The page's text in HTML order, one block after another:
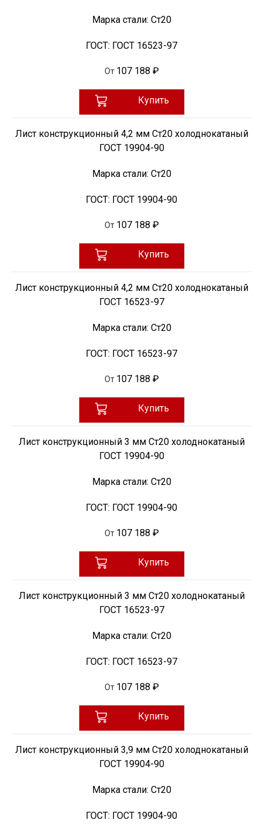
Марка стали: Ст20
ГОСТ: ГОСТ 16523-97
От 107 188 ₽
Купить
Лист конструкционный 4,2 мм Ст20 холоднокатаный
ГОСТ 19904-90
Марка стали: Ст20
ГОСТ: ГОСТ 19904-90
От 107 188 ₽
Купить
Лист конструкционный 4,2 мм Ст20 холоднокатаный
ГОСТ 16523-97
Марка стали: Ст20
ГОСТ: ГОСТ 16523-97
От 107 188 ₽
Купить
Лист конструкционный 3 мм Ст20 холоднокатаный
ГОСТ 19904-90
Марка стали: Ст20
ГОСТ: ГОСТ 19904-90
От 107 188 ₽
Купить
Лист конструкционный 3 мм Ст20 холоднокатаный
ГОСТ 16523-97
Марка стали: Ст20
ГОСТ: ГОСТ 16523-97
От 107 188 ₽
Купить
Лист конструкционный 3,9 мм Ст20 холоднокатаный
ГОСТ 19904-90
Марка стали: Ст20
ГОСТ: ГОСТ 19904-90